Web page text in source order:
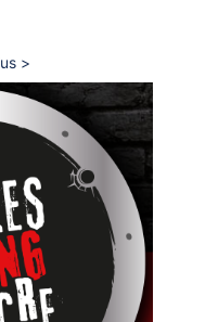
sur
Slow
tourisme